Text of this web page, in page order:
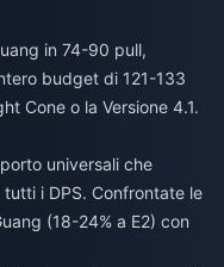
in 74-90 pull,
budget di 121-133
Cone o la Versione 4.1.
universali che
i DPS. Confrontate le
(18-24% a E2) con